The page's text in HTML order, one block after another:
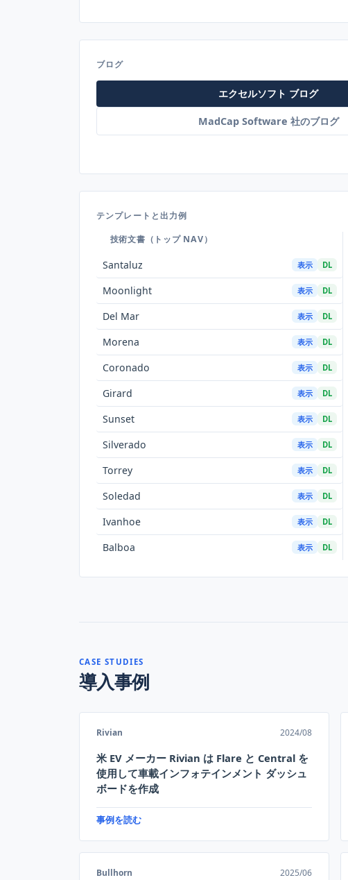
ブログ
エクセルソフト ブログ
MadCap Software 社のブログ
テンプレートと出力例
技術文書（トップ NAV）
Santaluz 表示 DL
Moonlight 表示 DL
Del Mar 表示 DL
Morena 表示 DL
Coronado 表示 DL
Girard 表示 DL
Sunset 表示 DL
Silverado 表示 DL
Torrey 表示 DL
Soledad 表示 DL
Ivanhoe 表示 DL
Balboa 表示 DL
CASE STUDIES
導入事例
Rivian 2024/08
米 EV メーカー Rivian は Flare と Central を
使用して車載インフォテインメント ダッシュ
ボードを作成
事例を読む
Bullhorn 2025/06